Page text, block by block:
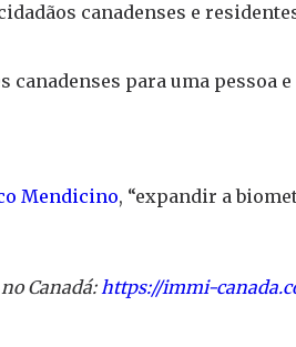
canadenses e
para uma pessoa
Mendicino, “expandir a
Canadá:https://immi-